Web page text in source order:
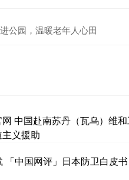
公园，温暖老年人心田
中国赴南苏丹（瓦乌）维
义援助
「中国网评」日本防卫白皮